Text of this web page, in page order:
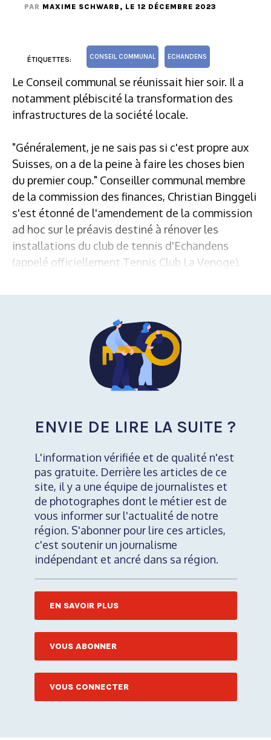
PAR MAXIME SCHWARB , LE 12 DÉCEMBRE 2023
ÉTIQUETTES: CONSEIL COMMUNAL ECHANDENS
Le Conseil communal se réunissait hier soir. Il a
notamment plébiscité la transformation des
infrastructures de la société locale.
"Généralement, je ne sais pas si c'est propre aux
Suisses, on a de la peine à faire les choses bien
du premier coup." Conseiller communal membre
de la commission des finances, Christian Binggeli
s'est étonné de l'amendement de la commission
ad hoc sur le préavis destiné à rénover les
installations du club de tennis d'Echandens
(appelé officiellement Tennis Club La Venoge).
ENVIE DE LIRE LA SUITE ?
L'information vérifiée et de qualité n'est
pas gratuite. Derrière les articles de ce
site, il y a une équipe de journalistes et
de photographes dont le métier est de
vous informer sur l'actualité de notre
région. S'abonner pour lire ces articles,
c'est soutenir un journalisme
indépendant et ancré dans sa région.
EN SAVOIR PLUS
VOUS ABONNER
VOUS CONNECTER